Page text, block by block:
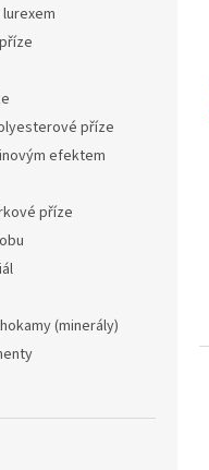
příze
efektem
příze
(minerály)